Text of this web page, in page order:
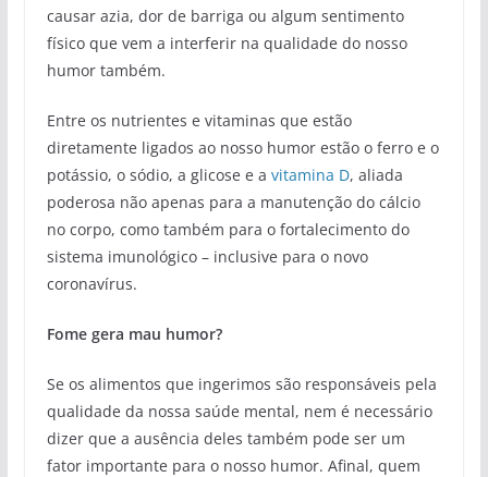
causar azia, dor de barriga ou algum sentimento
físico que vem a interferir na qualidade do nosso
humor também.
Entre os nutrientes e vitaminas que estão
diretamente ligados ao nosso humor estão o ferro e o
potássio, o sódio, a glicose e a vitamina D, aliada
poderosa não apenas para a manutenção do cálcio
no corpo, como também para o fortalecimento do
sistema imunológico – inclusive para o novo
coronavírus.
Fome gera mau humor?
Se os alimentos que ingerimos são responsáveis pela
qualidade da nossa saúde mental, nem é necessário
dizer que a ausência deles também pode ser um
fator importante para o nosso humor. Afinal, quem